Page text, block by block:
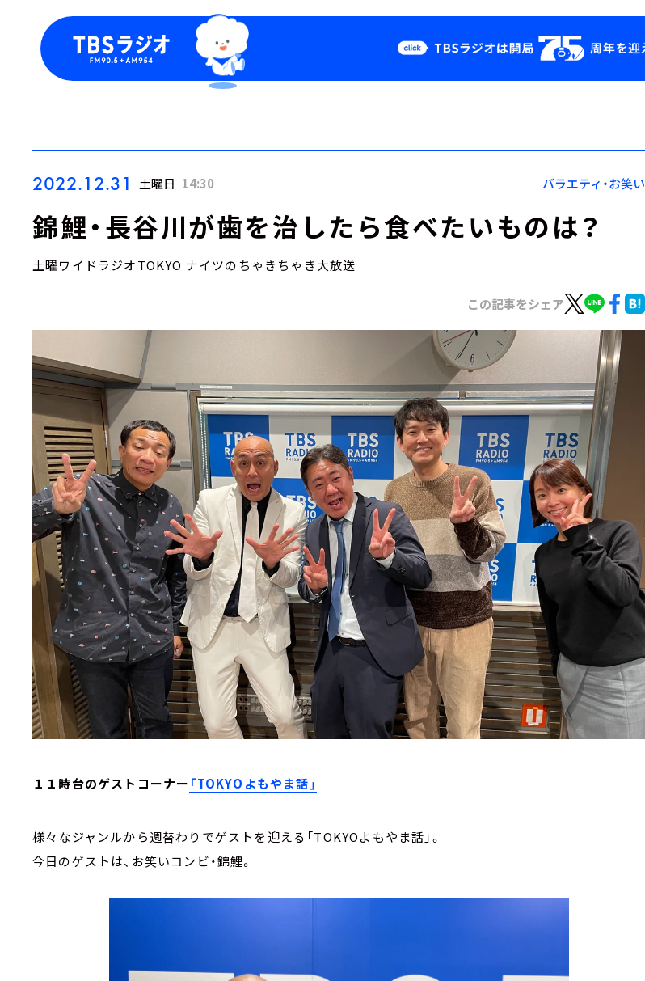
Podcast
YouTube
会社情報
2022.12.31 土曜日 14:30 バラエティ・お笑い
錦鯉・長谷川が歯を治したら食べたいものは？
土曜ワイドラジオTOKYO ナイツのちゃきちゃき大放送
この記事をシェア
１１時台のゲストコーナー 「TOKYOよもやま話」
様々なジャンルから週替わりでゲストを迎える「TOKYOよもやま話」。
今日のゲストは、お笑いコンビ・錦鯉。